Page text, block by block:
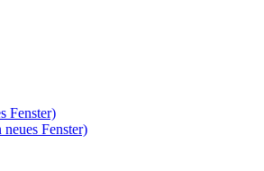
Fenster)
Fenster)